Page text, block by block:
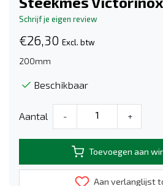
Schrijf je eigen review
€26,30 Excl. btw
200mm
Beschikbaar
Aantal - +
Toevoegen aan
Aan verlanglijst